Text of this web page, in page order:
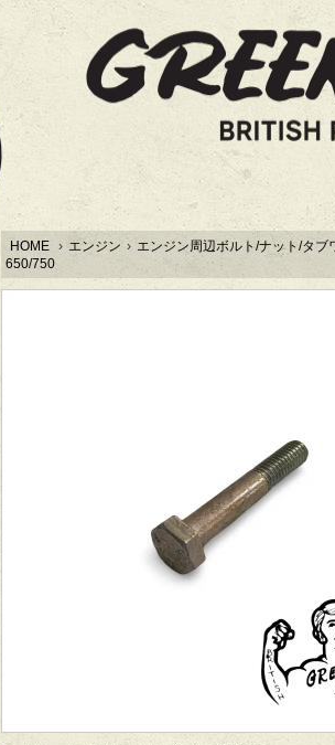
HOME › エンジン › エンジン周辺ボルト/ナット/タブ
650/750